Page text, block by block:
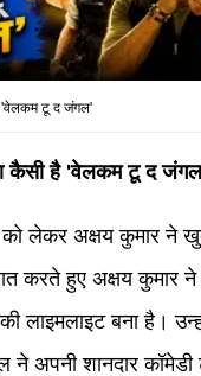
'वेलकम टू द जंगल'
कैसी है 'वेलकम टू द
लेकर अक्षय कुमार ने खुद
करते हुए अक्षय कुमार ने
लाइमलाइट बना है।
ने अपनी शानदार कॉमेडी